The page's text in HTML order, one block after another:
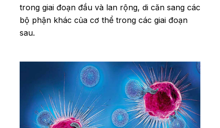
trong giai đoạn đầu và lan rộng, di căn sang các
bộ phận khác của cơ thể trong các giai đoạn
sau.